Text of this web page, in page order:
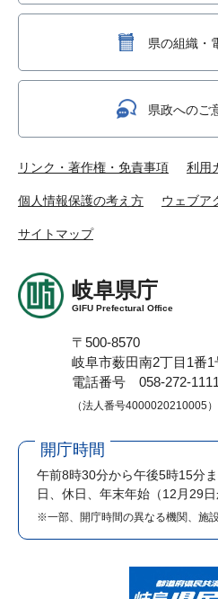
県の組織・
県政へのご
リンク・著作権・免責事項 利用
個人情報保護の考え方 ウェブア
サイトマップ
岐阜県庁
GIFU Prefectural Office
〒500-8570
岐阜市薮田南2丁目1番1
電話番号 058-272-1111
（法人番号4000020210005）
開庁時間
午前8時30分から午後5時15分
日、休日、年末年始（12月29日
※一部、開庁時間の異なる機関、施設